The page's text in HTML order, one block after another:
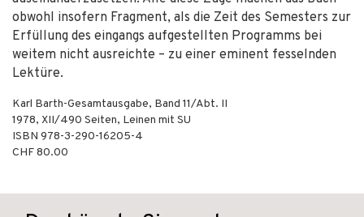
obwohl insofern Fragment, als die Zeit des Semesters zur
Erfüllung des eingangs aufgestellten Programms bei
weitem nicht ausreichte – zu einer eminent fesselnden
Lektüre.
Karl Barth-Gesamtausgabe, Band 11/Abt. II
1978, XII/490 Seiten, Leinen mit SU
ISBN 978-3-290-16205-4
CHF 80.00